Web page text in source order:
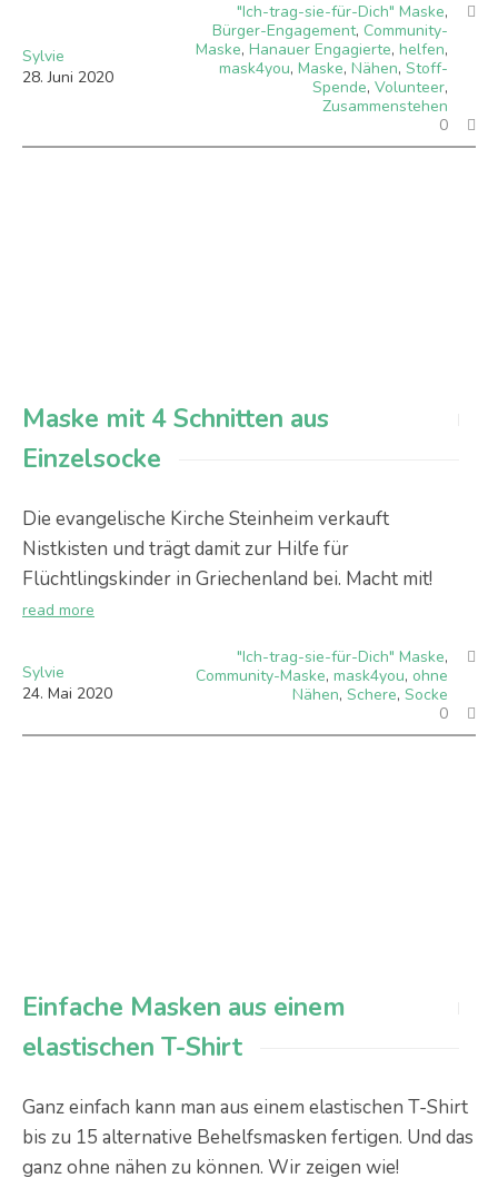
Sylvie
28. Juni 2020
"Ich-trag-sie-für-Dich" Maske,
Bürger-Engagement, Community-
Maske, Hanauer Engagierte, helfen,
mask4you, Maske, Nähen, Stoff-
Spende, Volunteer,
Zusammenstehen
0
Maske mit 4 Schnitten aus
Einzelsocke
Die evangelische Kirche Steinheim verkauft
Nistkisten und trägt damit zur Hilfe für
Flüchtlingskinder in Griechenland bei. Macht mit!
read more
Sylvie
24. Mai 2020
"Ich-trag-sie-für-Dich" Maske,
Community-Maske, mask4you, ohne
Nähen, Schere, Socke
0
Einfache Masken aus einem
elastischen T-Shirt
Ganz einfach kann man aus einem elastischen T-Shirt
bis zu 15 alternative Behelfsmasken fertigen. Und das
ganz ohne nähen zu können. Wir zeigen wie!